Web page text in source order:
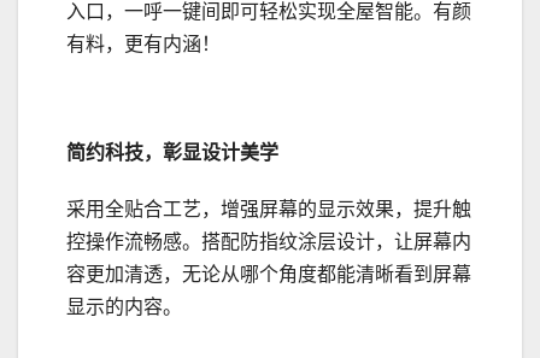
入口，一呼一键间即可轻松实现全屋智能。有颜
有料，更有内涵！
简约科技，彰显设计美学
采用全贴合工艺，增强屏幕的显示效果，提升触
控操作流畅感。搭配防指纹涂层设计，让屏幕内
容更加清透，无论从哪个角度都能清晰看到屏幕
显示的内容。